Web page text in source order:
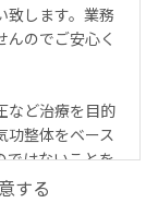
致します。業務
のでご安心く
など治療を目的
功整体をベース
ではないことを
する